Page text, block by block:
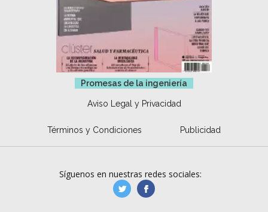
Promesas de la ingeniería
Aviso Legal y Privacidad
Términos y Condiciones Publicidad
Síguenos en nuestras redes sociales:
manufacturaGE